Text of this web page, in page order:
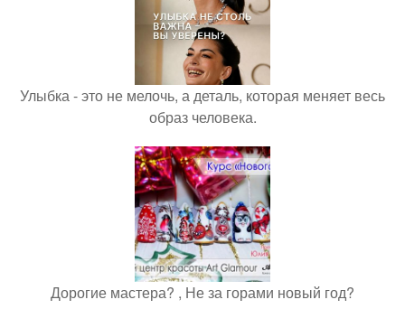
Улыбка - это не мелочь, а деталь, которая меняет весь
образ человека.
Дорогие мастера? , Не за горами новый год?